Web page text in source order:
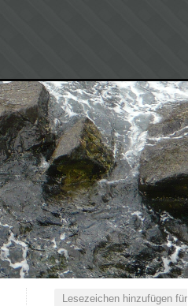
Lesezeichen hinzufügen für